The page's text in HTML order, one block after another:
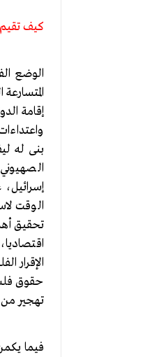
كيف تقيم
الوضع
إقامة
بنى له
إسرائيل،
الوقت
تحقيق
الإقرار
حقوق
تهجير من
فيما